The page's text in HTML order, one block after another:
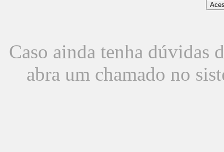
Caso ainda tenha dúvidas
abra um chamado no